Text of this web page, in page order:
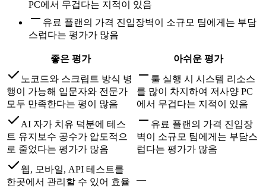
PC에서 무겁다는 지적이 있음
유료 플랜의 가격 진입장벽이 소규모 팀에게는 부담
스럽다는 평가가 많음
좋은 평가
아쉬운 평가
노코드와 스크립트 방식 병
행이 가능해 입문자와 전문가
모두 만족한다는 평이 많음
툴 실행 시 시스템 리소스
를 많이 차지하여 저사양 PC
에서 무겁다는 지적이 있음
AI 자가 치유 덕분에 테스
트 유지보수 공수가 압도적으
로 줄었다는 평가가 많음
유료 플랜의 가격 진입장
벽이 소규모 팀에게는 부담스
럽다는 평가가 많음
웹, 모바일, API 테스트를
한곳에서 관리할 수 있어 효율
—